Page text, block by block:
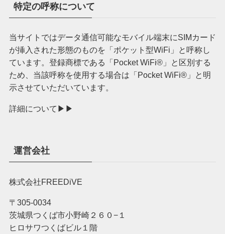
特定の呼称について
当サイトではデータ通信可能なモバイル端末にSIMカード
が挿入された形態のものを「ポケット型WiFi」と呼称し
ています。登録商標である「Pocket WiFi®︎」と区別する
ため、当該呼称を使用する場合は「Pocket WiFi®︎」と明
示させていただいています。
詳細について▶︎▶︎
運営会社
株式会社FREEDiVE
〒305-0034
茨城県つくば市小野崎２６０−１
ヒロサワつくばビル１階